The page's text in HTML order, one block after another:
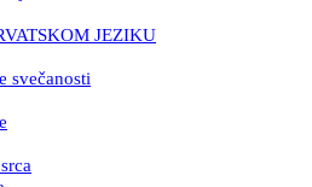
JEZIKU
svečanosti